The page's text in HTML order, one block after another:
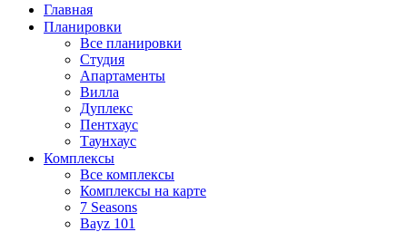
Главная
Планировки
Все планировки
Студия
Апартаменты
Вилла
Дуплекс
Пентхаус
Таунхаус
Комплексы
Все комплексы
Комплексы на карте
7 Seasons
Bayz 101